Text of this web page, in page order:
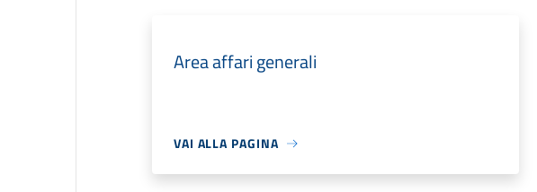
Area affari generali
VAI ALLA PAGINA